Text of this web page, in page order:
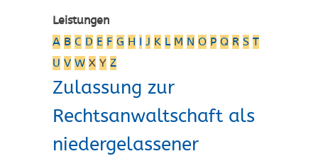
Leistungen
A B C D E F G H I J K L M N O P Q R S T
U V W X Y Z
Zulassung zur
Rechtsanwaltschaft als
niedergelassener